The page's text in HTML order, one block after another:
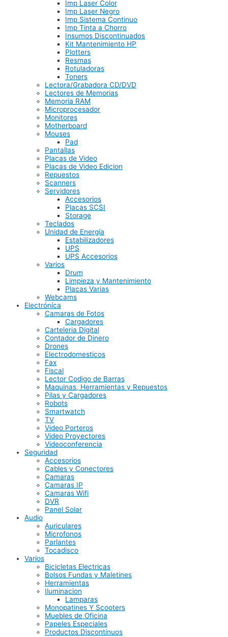
Imp Laser Color
Imp Laser Negro
Imp Sistema Continuo
Imp Tinta a Chorro
Insumos Discontinuados
Kit Mantenimiento HP
Plotters
Resmas
Rotuladoras
Toners
Lectora/Grabadora CD/DVD
Lectores de Memorias
Memoria RAM
Microprocesador
Monitores
Motherboard
Mouses
Pad
Pantallas
Placas de Video
Placas de Video Edicion
Repuestos
Scanners
Servidores
Accesorios
Placas SCSI
Storage
Teclados
Unidad de Energía
Estabilizadores
UPS
UPS Accesorios
Varios
Drum
Limpieza y Mantenimiento
Placas Varias
Webcams
Electrónica
Camaras de Fotos
Cargadores
Carteleria Digital
Contador de Dinero
Drones
Electrodomesticos
Fax
Fiscal
Lector Codigo de Barras
Maquinas, Herramientas y Repuestos
Pilas y Cargadores
Robots
Smartwatch
TV
Video Porteros
Video Proyectores
Videoconferencia
Seguridad
Accesorios
Cables y Conectores
Camaras
Camaras IP
Camaras Wifi
DVR
Panel Solar
Audio
Auriculares
Microfonos
Parlantes
Tocadisco
Varios
Bicicletas Electricas
Bolsos Fundas y Maletines
Herramientas
Iluminacion
Lamparas
Monopatines Y Scooters
Muebles de Oficina
Papeles Especiales
Productos Discontinuos